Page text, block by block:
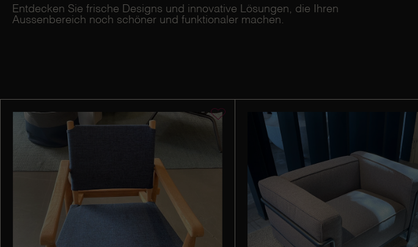
Entdecken Sie frische Designs und innovative Lösungen, die Ihren
Aussenbereich noch schöner und funktionaler machen.